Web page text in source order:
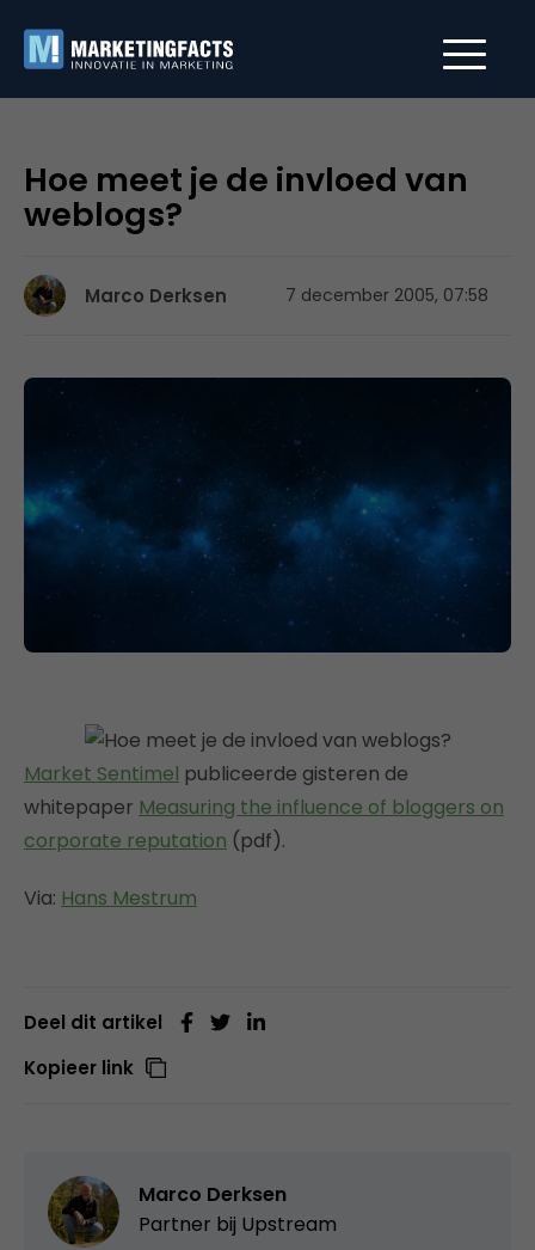
Hoe meet je de invloed van
weblogs?
Marco Derksen 7 december 2005, 07:58
Market Sentimel publiceerde gisteren de
whitepaper Measuring the influence of bloggers on
corporate reputation (pdf).
Via: Hans Mestrum
Deel dit artikel
Kopieer link
Marco Derksen
Partner bij Upstream